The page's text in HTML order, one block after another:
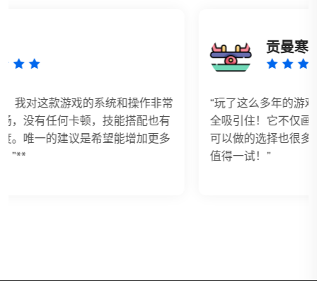
“玩了这么多年的游戏，这是我第一次被一个游戏完
全吸引住！它不仅画面精美，剧情也非常感人，玩家
可以做的选择也很多，玩起来非常有代入感。绝对是